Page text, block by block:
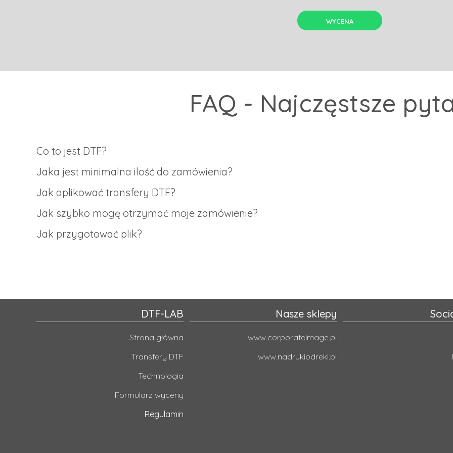
WYCENA
FAQ - Najczęstsze
Co to jest DTF?
dedykowaną folię, którą następnie przenosi się na tkaninę za pomocą kleju transferowego oraz prasy transferowej.
Jaka jest minimalna ilość do zamówienia?
Jak aplikować transfery DTF?
przez 5 sekund.
Jak szybko mogę otrzymać moje zamówienie?
Jak przygotować plik?
DTF-LAB
Strona główna
Transfery DTF
Technologia
Formularz wyceny
Regulamin
Nasze sklepy
www.corporateimage.pl
www.nadrukiodreki.pl